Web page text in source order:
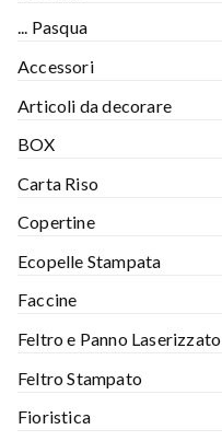
... Pasqua
Accessori
Articoli da decorare
BOX
Carta Riso
Copertine
Ecopelle Stampata
Faccine
Feltro e Panno Laserizzato
Feltro Stampato
Fioristica